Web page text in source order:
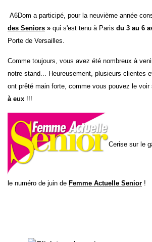
A6Dom a participé, pour la neuvième année
des Seniors » qui s'est tenu à Paris du 3 au 6
Porte de Versailles.
Comme toujours, vous avez été nombreux à
notre stand... Heureusement, plusieurs clientes
ont prêté main forte, comme vous pouvez le voir
à eux !!!
Cerise sur le
le numéro de juin de Femme Actuelle Senior !